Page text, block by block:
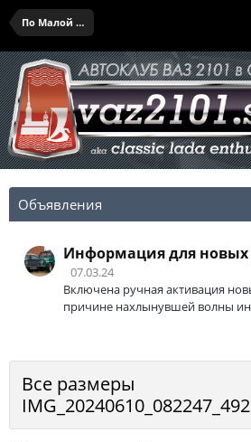
По Малой Дороге жизни - 08.06.2024
Объявления
Информация для новых
07.03.24
Включена ручная активация
причине нахлынувшей волны
Все размеры